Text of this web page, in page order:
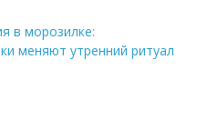
в морозилке:
меняют утренний ритуал